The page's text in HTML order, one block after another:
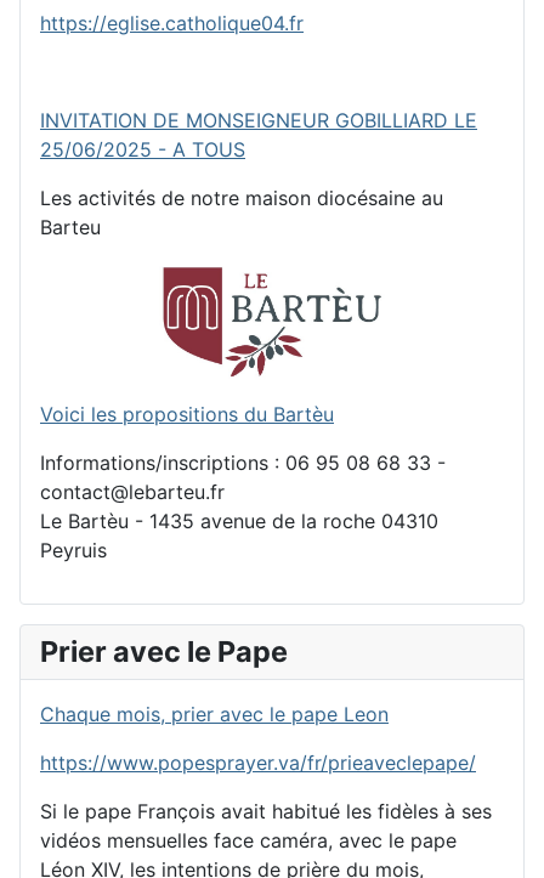
https://eglise.catholique04.fr
INVITATION DE MONSEIGNEUR GOBILLIARD LE
25/06/2025 - A TOUS
Les activités de notre maison diocésaine au
Barteu
Voici les propositions du Bartèu
Informations/inscriptions : 06 95 08 68 33 -
contact@lebarteu.fr
Le Bartèu - 1435 avenue de la roche 04310
Peyruis
Prier avec le Pape
Chaque mois, prier avec le pape Leon
https://www.popesprayer.va/fr/prieaveclepape/
Si le pape François avait habitué les fidèles à ses
vidéos mensuelles face caméra, avec le pape
Léon XIV, les intentions de prière du mois,